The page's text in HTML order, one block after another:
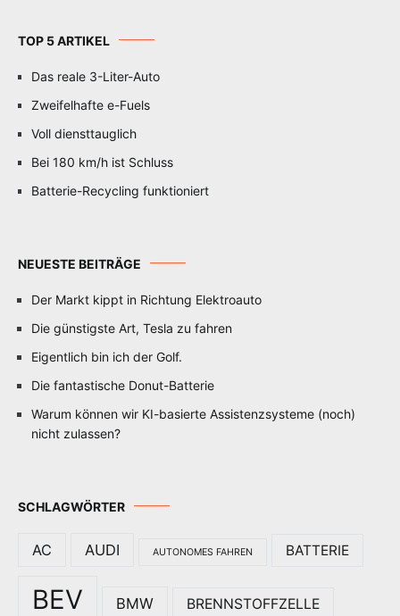
TOP 5 ARTIKEL
Das reale 3-Liter-Auto
Zweifelhafte e-Fuels
Voll diensttauglich
Bei 180 km/h ist Schluss
Batterie-Recycling funktioniert
NEUESTE BEITRÄGE
Der Markt kippt in Richtung Elektroauto
Die günstigste Art, Tesla zu fahren
Eigentlich bin ich der Golf.
Die fantastische Donut-Batterie
Warum können wir KI-basierte Assistenzsysteme (noch)
nicht zulassen?
SCHLAGWÖRTER
AC AUDI AUTONOMES FAHREN BATTERIE
BEV BMW BRENNSTOFFZELLE